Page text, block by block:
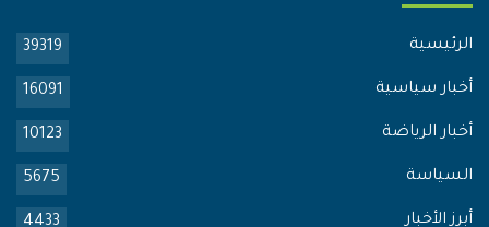
الرئيسية 39319
أخبار سياسية 16091
أخبار الرياضة 10123
السياسة 5675
أبرز الأخبار 4433